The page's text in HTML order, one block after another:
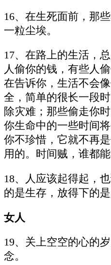
16、在生死面前，那
一粒尘埃。
17、在路上的生活，
人偷你的钱，有些人
在告诉你，生活不会
全，简单的很长一段
除灾难；那些偷走你
你生命中的一些时间
你不珍惜，它就不再
用的。时间贼，谁都能
18、人应该起得起，
的是生存，放得下的是
女人
19、关上空空的心的
念。